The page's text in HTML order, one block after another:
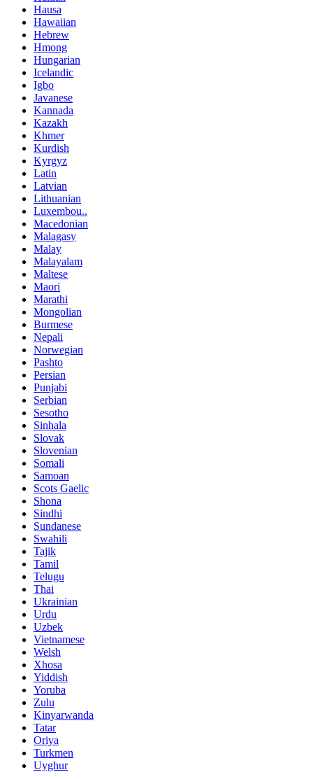
Hausa
Hawaiian
Hebrew
Hmong
Hungarian
Icelandic
Igbo
Javanese
Kannada
Kazakh
Khmer
Kurdish
Kyrgyz
Latin
Latvian
Lithuanian
Luxembou..
Macedonian
Malagasy
Malay
Malayalam
Maltese
Maori
Marathi
Mongolian
Burmese
Nepali
Norwegian
Pashto
Persian
Punjabi
Serbian
Sesotho
Sinhala
Slovak
Slovenian
Somali
Samoan
Scots Gaelic
Shona
Sindhi
Sundanese
Swahili
Tajik
Tamil
Telugu
Thai
Ukrainian
Urdu
Uzbek
Vietnamese
Welsh
Xhosa
Yiddish
Yoruba
Zulu
Kinyarwanda
Tatar
Oriya
Turkmen
Uyghur